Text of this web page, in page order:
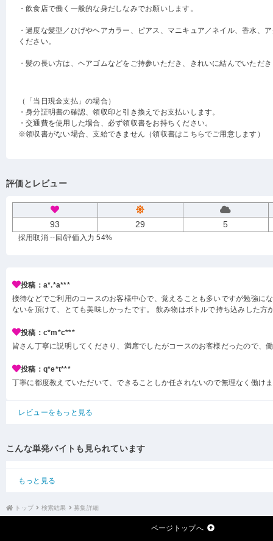
・飲食店で働く一般的な身だしなみでお願いします。
・過度な髪型／ひげやヘアカラー、ピアス、マニキュア／ネイル、香水、
ください。
・髪の長い方は、ヘアゴムなどをご持参いただき、きれいに結んでいただ
（「当日現金支払」の場合）
・身分証明書の確認、領収印と引き換えでお支払いします。
・交通費を使用した場合、必ず領収書をお持ちください。
※領収書がない場合、支給できません（領収書はこちらでご用意します）
評価とレビュー
93 29 5
採用取消 --回/評価入力 54%
投稿：a*.*a***
接待などでご利用のコースのお客様中心で、覚えることも多いですが勉強に
ないを頂けて、とても美味しかったです。 飲み物はボトルで持ち込みした方
投稿：c*m*c***
皆さん丁寧に説明してくださり、満席でしたがコースのお客様だったので、
投稿：q*e*t***
丁寧に都度教えていただいて、できることしか任されないので無理なく働け
レビューをもっと見る
こんな単発バイトも見られています
もっと見る
トップ 検索結果 募集詳細
ページトップへ